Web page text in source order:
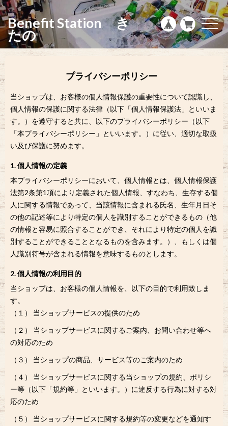
Benefit Station き
たの
t
o
g
g
g
t
i
o
n
プライバシーポリシー
当ショップは、お客様の個人情報保護の重要性について認識し、
個人情報の保護に関する法律（以下「個人情報保護法」といいま
す。）を遵守すると共に、以下のプライバシーポリシー（以下
「本プライバシーポリシー」といいます。）に従い、適切な取扱
い及び保護に努めます。
1. 個人情報の定義
本プライバシーポリシーにおいて、個人情報とは、個人情報保護
法第2条第1項により定義された個人情報、すなわち、生存する個
人に関する情報であって、当該情報に含まれる氏名、生年月日そ
の他の記述等により特定の個人を識別することができるもの（他
の情報と容易に照合することができ、それにより特定の個人を識
別することができることとなるものを含みます。）、もしくは個
人識別符号が含まれる情報を意味するものとします。
2. 個人情報の利用目的
当ショップは、お客様の個人情報を、以下の目的で利用致しま
す。
（１） 当ショップサービスの提供のため
（２） 当ショップサービスに関するご案内、お問い合わせ等へ
の対応のため
（３） 当ショップの商品、サービス等のご案内のため
（４） 当ショップサービスに関する当ショップの規約、ポリシ
ー等（以下「規約等」といいます。）に違反する行為に対する対
応のため
（５） 当ショップサービスに関する規約等の変更などを通知す
g
l
e
n
a
v
i